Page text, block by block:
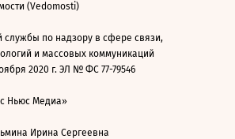
(Vedomosti)
по надзору в сфере связи,
и массовых коммуникаций
2020 г. ЭЛ № ФС 77-79546
Ньюс Медиа»
Ирина Сергеевна